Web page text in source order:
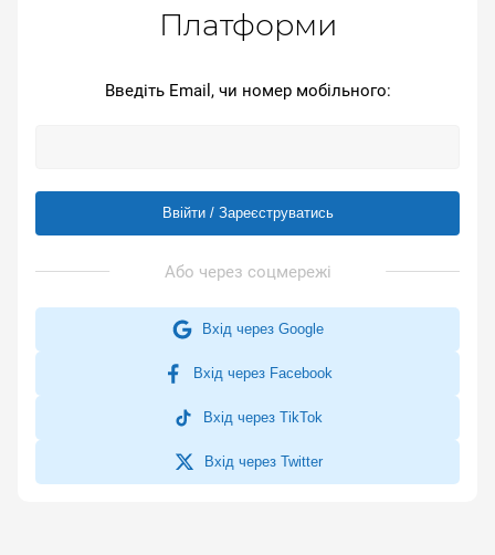
Платформи
Введіть Email, чи номер мобільного:
Ввійти / Зареєструватись
Вхід через Google
Вхід через Facebook
Вхід через TikTok
Вхід через Twitter